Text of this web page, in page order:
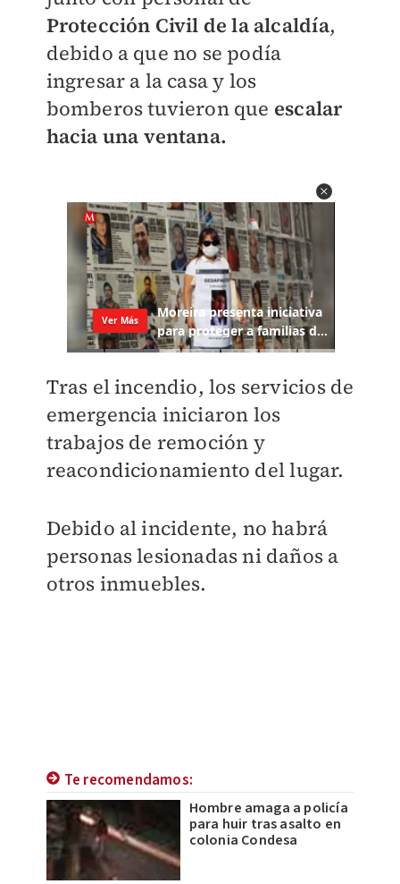
Protección Civil de la alcaldía,
debido a que no se podía
ingresar a la casa y los
bomberos tuvieron que escalar
hacia una ventana.
Tras el incendio, los servicios de
emergencia iniciaron los
trabajos de remoción y
reacondicionamiento del lugar.
Debido al incidente, no habrá
personas lesionadas ni daños a
otros inmuebles.
Te recomendamos:
Hombre amaga a policía
para huir tras asalto en
colonia Condesa